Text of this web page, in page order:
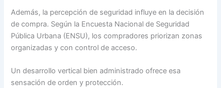
Además, la percepción de seguridad influye en la decisión
de compra. Según la Encuesta Nacional de Seguridad
Pública Urbana (ENSU), los compradores priorizan zonas
organizadas y con control de acceso.
Un desarrollo vertical bien administrado ofrece esa
sensación de orden y protección.